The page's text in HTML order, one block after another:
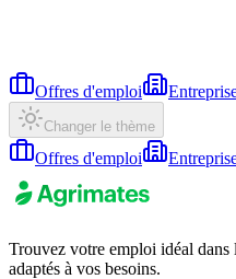
Offres d'emploi
Changer le thème
Offres d'emploi
Trouvez votre emploi idéal
adaptés à vos besoins.